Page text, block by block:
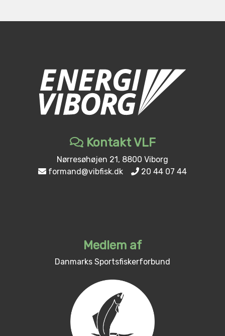
Kontakt VLF
Nørresøhøjen 21, 8800 Viborg
formand@vibfisk.dk
20 44 07 44
Medlem af
Danmarks Sportsfiskerforbund